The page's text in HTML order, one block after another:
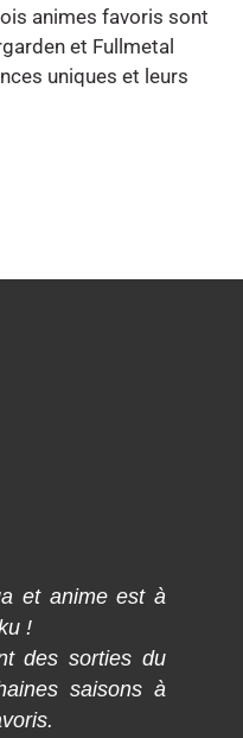
animes favoris sont
et Fullmetal
uniques et leurs
et anime est à
!
des sorties du
saisons à